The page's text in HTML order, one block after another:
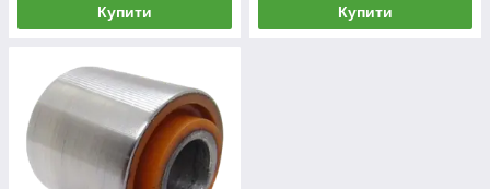
Купити Купити